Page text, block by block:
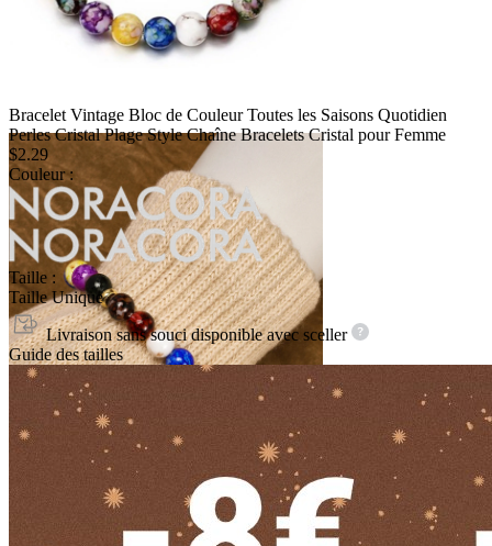
Bracelet Vintage Bloc de Couleur Toutes les Saisons Quotidien
Perles Cristal Plage Style Chaîne Bracelets Cristal pour Femme
$2.29
Couleur :
Taille :
Taille Unique
Livraison sans souci disponible avec sceller
Guide des tailles